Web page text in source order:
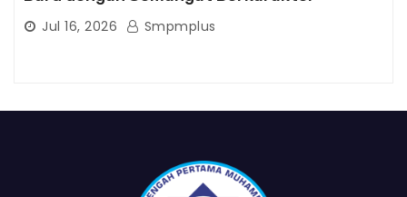
Jul 16, 2026 Smpmplus